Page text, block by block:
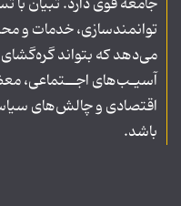
توانمندسازی، خدمات و
می‌دهد که بتواند
آسیـب‌های اجــتماعی،
اقتصادی و چالش‌های
باشد.